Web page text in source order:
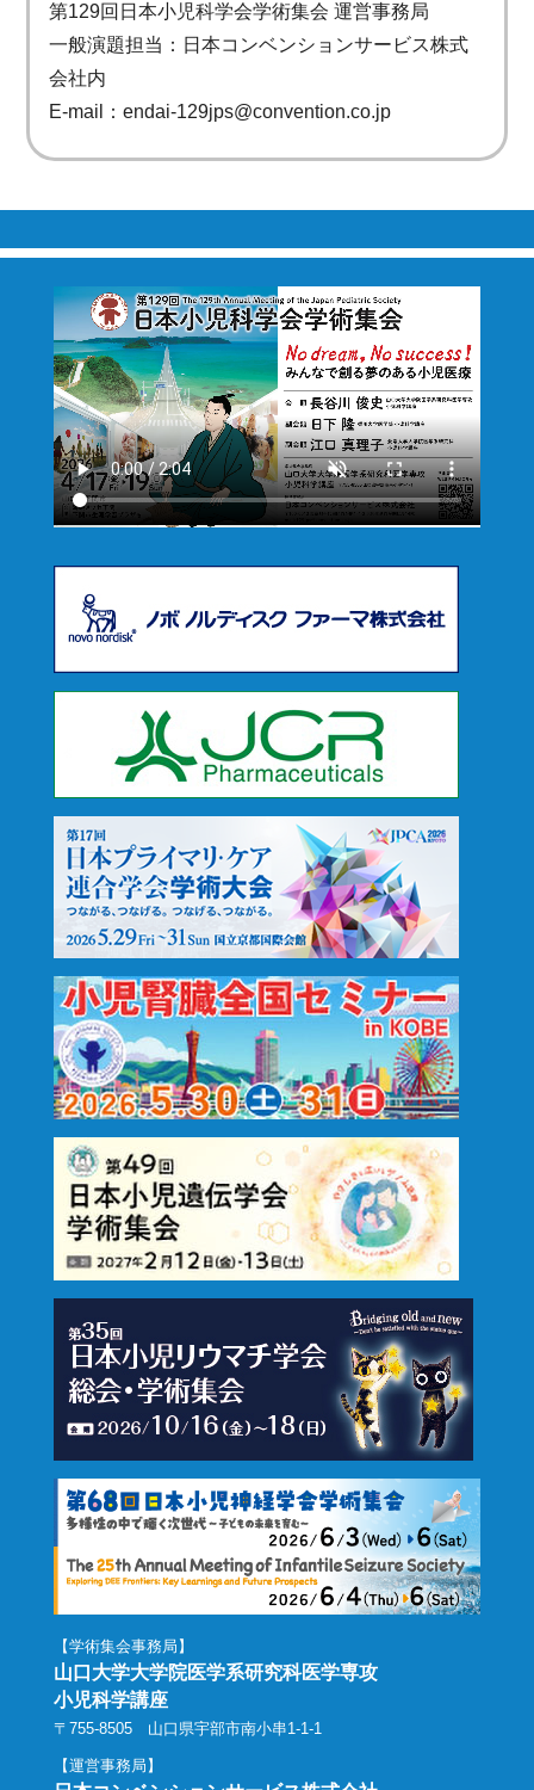
第129回日本小児科学会学術集会 運営事務局
一般演題担当：日本コンベンションサービス株式
会社内
E-mail：endai-129jps@convention.co.jp
【学術集会事務局】
山口大学大学院医学系研究科医学専攻
小児科学講座
〒755-8505 山口県宇部市南小串1-1-1
【運営事務局】